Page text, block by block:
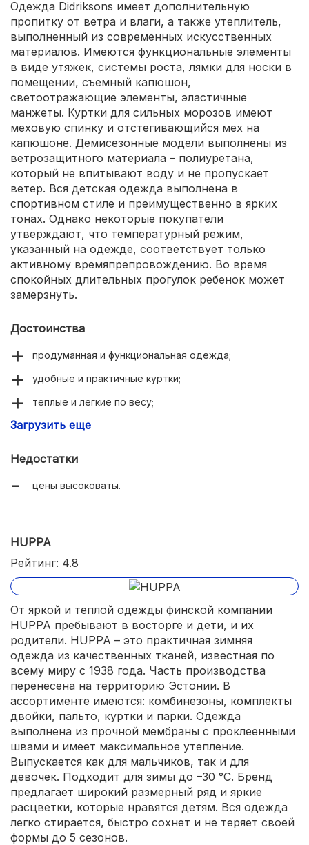
Одежда Didriksons имеет дополнительную
пропитку от ветра и влаги, а также утеплитель,
выполненный из современных искусственных
материалов. Имеются функциональные элементы
в виде утяжек, системы роста, лямки для носки в
помещении, съемный капюшон,
светоотражающие элементы, эластичные
манжеты. Куртки для сильных морозов имеют
меховую спинку и отстегивающийся мех на
капюшоне. Демисезонные модели выполнены из
ветрозащитного материала – полиуретана,
который не впитывают воду и не пропускает
ветер. Вся детская одежда выполнена в
спортивном стиле и преимущественно в ярких
тонах. Однако некоторые покупатели
утверждают, что температурный режим,
указанный на одежде, соответствует только
активному времяпрепровождению. Во время
спокойных длительных прогулок ребенок может
замерзнуть.
Достоинства
продуманная и функциональная одежда;
удобные и практичные куртки;
теплые и легкие по весу;
подходят для активных детей;
Загрузить еще
Недостатки
цены высоковаты.
HUPPA
Рейтинг: 4.8
От яркой и теплой одежды финской компании
HUPPA пребывают в восторге и дети, и их
родители. HUPPA – это практичная зимняя
одежда из качественных тканей, известная по
всему миру с 1938 года. Часть производства
перенесена на территорию Эстонии. В
ассортименте имеются: комбинезоны, комплекты
двойки, пальто, куртки и парки. Одежда
выполнена из прочной мембраны с проклеенными
швами и имеет максимальное утепление.
Выпускается как для мальчиков, так и для
девочек. Подходит для зимы до –30 °C. Бренд
предлагает широкий размерный ряд и яркие
расцветки, которые нравятся детям. Вся одежда
легко стирается, быстро сохнет и не теряет своей
формы до 5 сезонов.